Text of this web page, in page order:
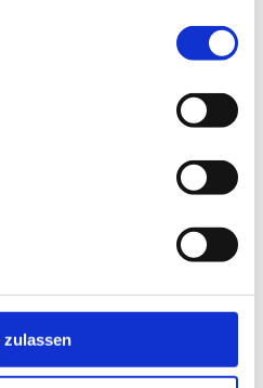
zulassen
Teil 3
in Wels
Vorchdorf
aus der Sammlung Fuchs"
(2,6 MB)